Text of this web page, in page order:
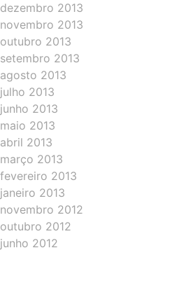
dezembro 2013
novembro 2013
outubro 2013
setembro 2013
agosto 2013
julho 2013
junho 2013
maio 2013
abril 2013
março 2013
fevereiro 2013
janeiro 2013
novembro 2012
outubro 2012
junho 2012